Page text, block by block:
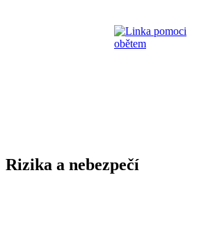
Rizika a nebezpečí